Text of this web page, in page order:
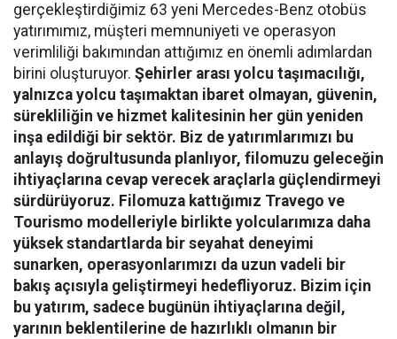
gerçekleştirdiğimiz 63 yeni Mercedes-Benz otobüs
yatırımımız, müşteri memnuniyeti ve operasyon
verimliliği bakımından attığımız en önemli adımlardan
birini oluşturuyor. Şehirler arası yolcu taşımacılığı,
yalnızca yolcu taşımaktan ibaret olmayan, güvenin,
sürekliliğin ve hizmet kalitesinin her gün yeniden
inşa edildiği bir sektör. Biz de yatırımlarımızı bu
anlayış doğrultusunda planlıyor, filomuzu geleceğin
ihtiyaçlarına cevap verecek araçlarla güçlendirmeyi
sürdürüyoruz. Filomuza kattığımız Travego ve
Tourismo modelleriyle birlikte yolcularımıza daha
yüksek standartlarda bir seyahat deneyimi
sunarken, operasyonlarımızı da uzun vadeli bir
bakış açısıyla geliştirmeyi hedefliyoruz. Bizim için
bu yatırım, sadece bugünün ihtiyaçlarına değil,
yarının beklentilerine de hazırlıklı olmanın bir